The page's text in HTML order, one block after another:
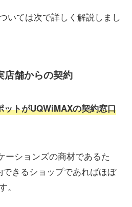
いては次で詳しく解説しまし
店舗からの契約
ットがUQWiMAXの契約窓口
ーションズの商材であるた
きるショップであればほぼ
。